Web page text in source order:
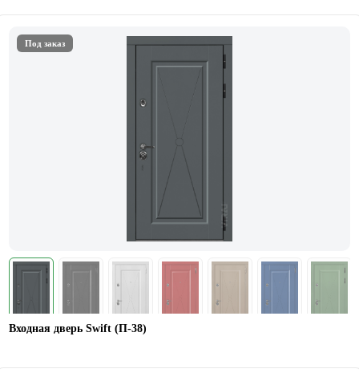
Под заказ
Входная дверь Swift (П-38)